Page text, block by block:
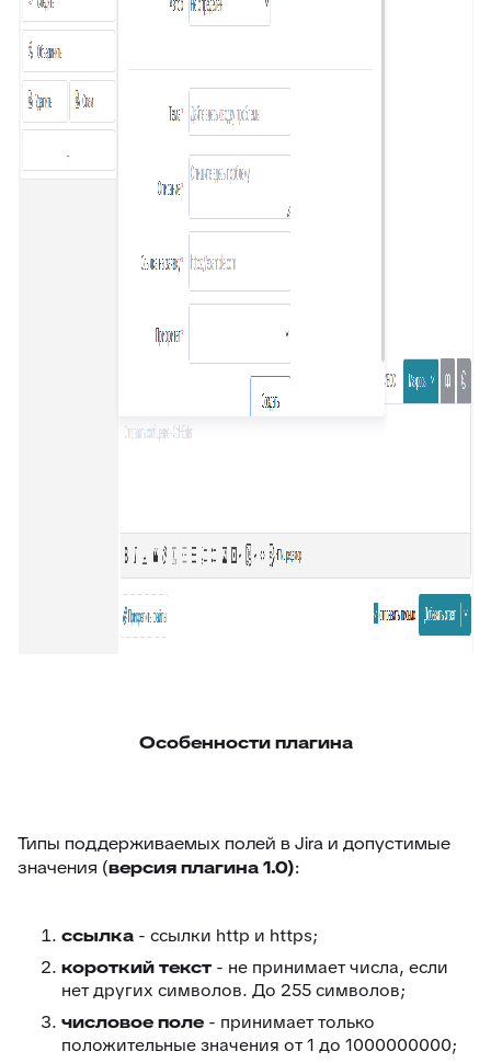
Особенности плагина
Типы поддерживаемых полей в Jira и допустимые
значения (версия плагина 1.0):
ссылка - ссылки http и https;
короткий текст - не принимает числа, если
нет других символов. До 255 символов;
числовое поле - принимает только
положительные значения от 1 до 1000000000;